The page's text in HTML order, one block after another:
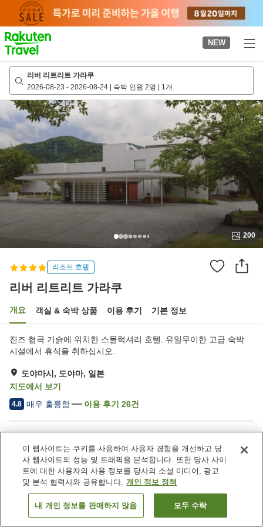
page
NEW
리버 리트리트 가라쿠
2026-08-23 - 2026-08-24 | 숙박 인원 2명 | 1개
200
리조트 호텔
리버 리트리트 가라쿠
개요 객실 & 숙박 상품 이용 후기 기본 정보
진즈 협곡 기슭에 위치한 스몰럭셔리 호텔. 유일무이한 고급 숙박
시설에서 휴식을 취하십시오.
도야마시, 도야마, 일본
지도에서 보기
4.8 매우 훌륭함 이용 후기 26건
Wi-Fi
건물 내에 온천 있음
제트 욕조
암반욕
객실 보기
이 웹사이트는 쿠키를 사용하여 사용자 경험을 개선하고 당
사 웹사이트의 성능 및 트래픽을 분석합니다. 또한 당사 사이
트에 대한 사용자의 사용 정보를 당사의 소셜 미디어, 광고
및 분석 협력사와 공유합니다. 개인 정보 정책
내 개인 정보를 판매하지 않음 모두 수락